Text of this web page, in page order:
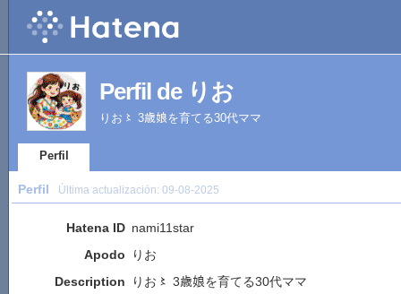
Perfil de りお
りお〻 3歳娘を育てる30代ママ
Perfil
Perfil Última actualización: 09-08-2025
Hatena ID nami11star
Apodo
りお
Description
りお〻 3歳娘を育てる30代ママ